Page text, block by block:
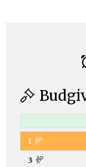
1
3